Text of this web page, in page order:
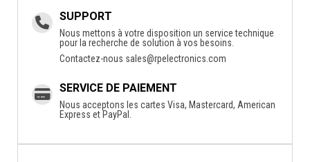
SUPPORT
Nous mettons à votre disposition un service technique
pour la recherche de solution à vos besoins.
Contactez-nous sales@rpelectronics.com
SERVICE DE PAIEMENT
Nous acceptons les cartes Visa, Mastercard, American
Express et PayPal.